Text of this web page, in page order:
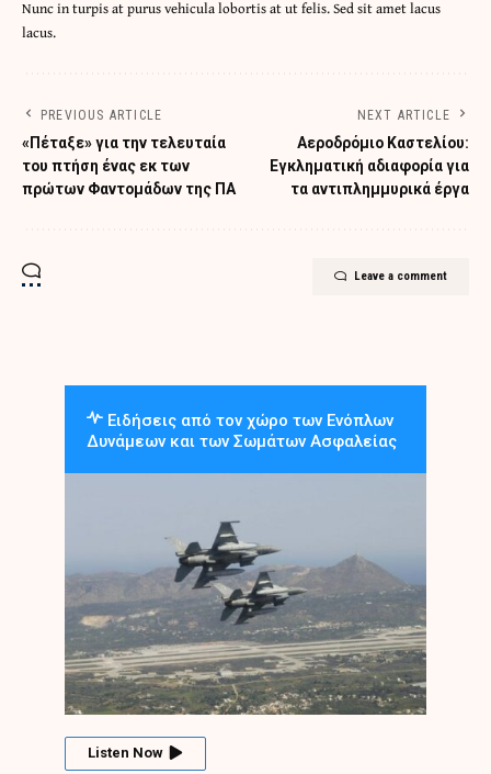
Nunc in turpis at purus vehicula lobortis at ut felis. Sed sit amet lacus
lacus.
PREVIOUS ARTICLE
«Πέταξε» για την τελευταία
του πτήση ένας εκ των
πρώτων Φαντομάδων της ΠΑ
NEXT ARTICLE
Αεροδρόμιο Καστελίου:
Εγκληματική αδιαφορία για
τα αντιπλημμυρικά έργα
Leave a comment
Ειδήσεις από τον χώρο των Ενόπλων
Δυνάμεων και των Σωμάτων Ασφαλείας
Listen Now